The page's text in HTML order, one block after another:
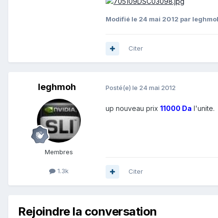
Modifié le 24 mai 2012 par
Citer
leghmoh
Membres
1.3k
Posté(e) le 24 mai 2012
up nouveau prix 11000 Da l'unite.
Citer
Rejoindre la conversation